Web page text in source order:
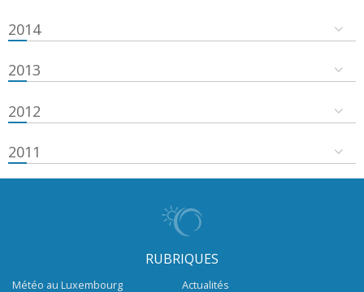
2014
2013
2012
2011
RUBRIQUES
Météo au Luxembourg
Actualités